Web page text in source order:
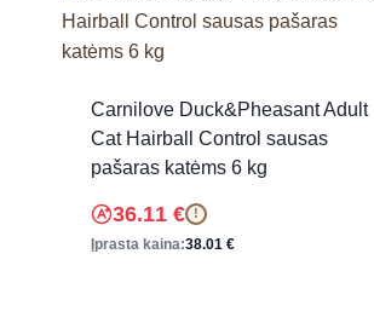
Carnilove Duck&Pheasant Adult
Cat Hairball Control sausas
pašaras katėms 6 kg
36.11 € !
Įprasta kaina:38.01 €